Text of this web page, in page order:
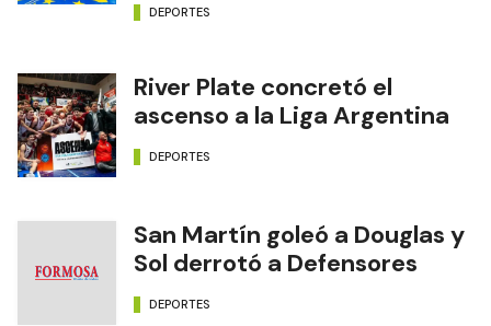
DEPORTES
River Plate concretó el
ascenso a la Liga Argentina
DEPORTES
San Martín goleó a Douglas y
Sol derrotó a Defensores
DEPORTES